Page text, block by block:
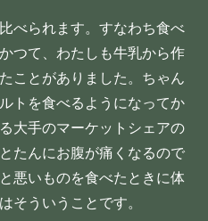
べられます。すなわち食べ
つて、わたしも牛乳から作
ことがありました。ちゃん
トを食べるようになってか
大手のマーケットシェアの
たんにお腹が痛くなるので
悪いものを食べたときに体
そういうことです。